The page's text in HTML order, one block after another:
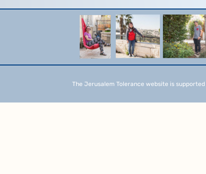
The Jerusalem Tolerance website is